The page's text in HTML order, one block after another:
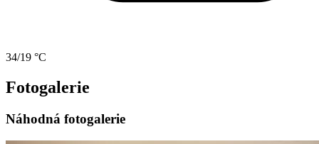
34/19 °C
Fotogalerie
Náhodná fotogalerie